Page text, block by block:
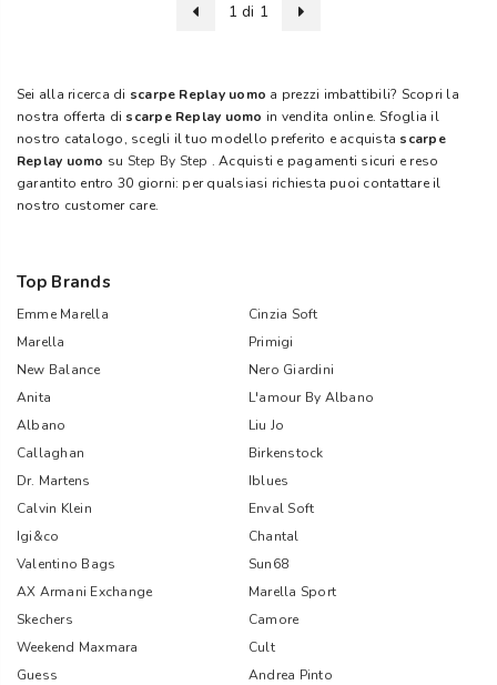
1 di 1
Sei alla ricerca di scarpe Replay uomo a prezzi imbattibili? Scopri la
nostra offerta di scarpe Replay uomo in vendita online. Sfoglia il
nostro catalogo, scegli il tuo modello preferito e acquista scarpe
Replay uomo su Step By Step . Acquisti e pagamenti sicuri e reso
garantito entro 30 giorni: per qualsiasi richiesta puoi contattare il
nostro customer care.
Top Brands
Emme Marella
Cinzia Soft
Marella
Primigi
New Balance
Nero Giardini
Anita
L'amour By Albano
Albano
Liu Jo
Callaghan
Birkenstock
Dr. Martens
Iblues
Calvin Klein
Enval Soft
Igi&co
Chantal
Valentino Bags
Sun68
AX Armani Exchange
Marella Sport
Skechers
Camore
Weekend Maxmara
Cult
Guess
Andrea Pinto